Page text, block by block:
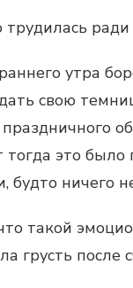
утра
свою
тогда это
будто ничего
такой
грусть после